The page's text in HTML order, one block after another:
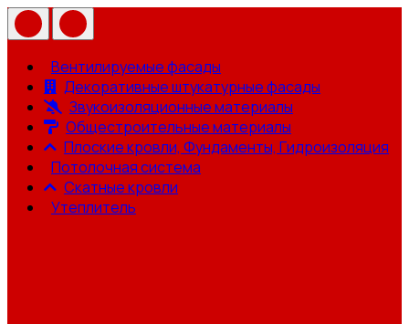
Вентилируемые фасады
Декоративные штукатурные фасады
Звукоизоляционные материалы
Общестроительные материалы
Плоские кровли, Фундаменты, Гидроизоляция
Потолочная система
Скатные кровли
Утеплитель